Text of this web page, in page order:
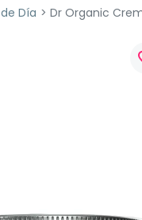
Día Dr Organic